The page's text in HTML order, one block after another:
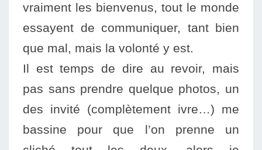
vraiment les bienvenus, tout le monde
essayent de communiquer, tant bien
que mal, mais la volonté y est.
Il est temps de dire au revoir, mais
pas sans prendre quelque photos, un
des invité (complètement ivre…) me
bassine pour que l’on prenne un